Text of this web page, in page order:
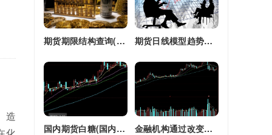
造
期货期限结构查询(期货期限结构) 期货日线模型趋势图(期货日线模型趋势图怎么看)
国内期货白糖(国内期货白糖合约是怎么交割) 金融机构通过改变持有的股指期货合约(股指期货合约最长持有多久)